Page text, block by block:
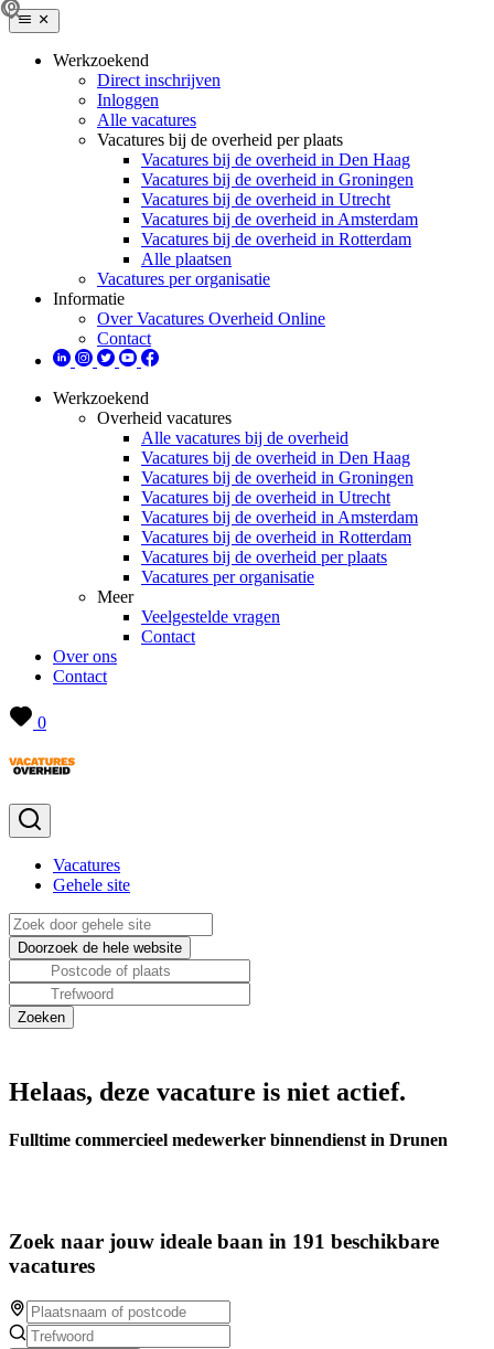
Werkzoekend
Direct inschrijven
Inloggen
Alle vacatures
Vacatures bij de overheid per plaats
Vacatures bij de overheid in Den Haag
Vacatures bij de overheid in Groningen
Vacatures bij de overheid in Utrecht
Vacatures bij de overheid in Amsterdam
Vacatures bij de overheid in Rotterdam
Alle plaatsen
Vacatures per organisatie
Informatie
Over Vacatures Overheid Online
Contact
Werkzoekend
Overheid vacatures
Alle vacatures bij de overheid
Vacatures bij de overheid in Den Haag
Vacatures bij de overheid in Groningen
Vacatures bij de overheid in Utrecht
Vacatures bij de overheid in Amsterdam
Vacatures bij de overheid in Rotterdam
Vacatures bij de overheid per plaats
Vacatures per organisatie
Meer
Veelgestelde vragen
Contact
Over ons
Contact
0
Vacatures
Gehele site
Helaas, deze vacature is niet actief.
Fulltime commercieel medewerker binnendienst in Drunen
Zoek naar jouw ideale baan in 191 beschikbare
vacatures